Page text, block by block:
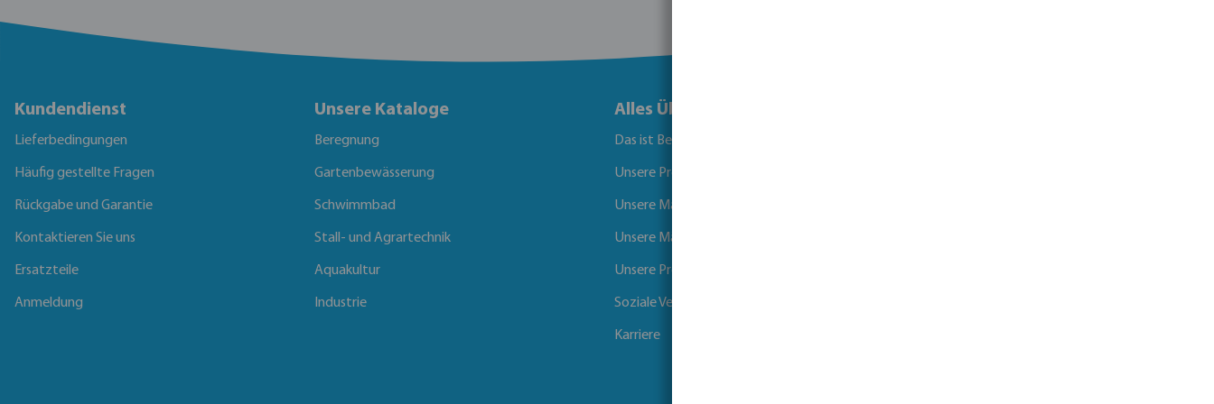
Kundendienst
Lieferbedingungen
Häufig gestellte Fragen
Rückgabe und Garantie
Kontaktieren Sie uns
Ersatzteile
Anmeldung
Unsere Kataloge
Beregnung
Gartenbewässerung
Schwimmbad
Stall- und Agrartechnik
Aquakultur
Industrie
Alles Über Bevo
Das ist Bevo
Unsere Produkte
Unsere Marken
Unsere Märkte
Unsere Projekte
Soziale Verantwortung der Unternehmen
Karriere